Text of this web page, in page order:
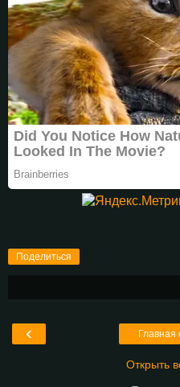
Поделиться
‹ Главная
Открыть